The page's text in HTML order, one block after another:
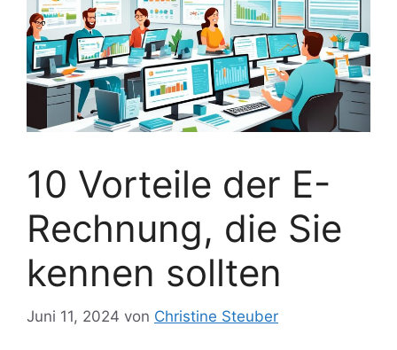
10 Vorteile der E-
Rechnung, die Sie
kennen sollten
Juni 11, 2024 von Christine Steuber